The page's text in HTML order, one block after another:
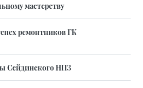
мастерству
ремонтников ГК
Сейдинского НПЗ